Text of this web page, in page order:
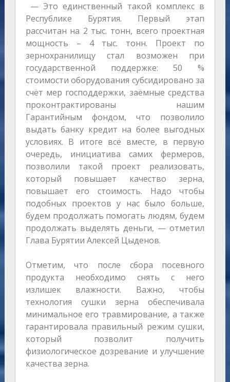
— Это единственный такой комплекс в
Республике Бурятия. Первый этап
рассчитан на 2 тыс. тонн, всего проектная
мощность – 4 тыс. тонн. Проект по
зернохранилищу стал возможен при
государственной поддержке: 50 %
стоимости оборудования субсидировано за
счёт мер господдержки, заёмные средства
проконтрактированы нашим
Гарантийным фондом, что позволило
выдать банку кредит на более выгодных
условиях. В итоге всё вместе, в первую
очередь, инициатива самих фермеров,
позволили такой проект реализовать,
который повышает качество зерна,
повышает его стоимость. Надо чтобы
подобных проектов у нас было больше,
будем продолжать помогать людям, будем
продолжать выделять деньги, — отметил
Глава Бурятии Алексей Цыденов.
Отметим, что после сбора посевного
продукта необходимо снять с него
излишек влажности. Важно, чтобы
технология сушки зерна обеспечивала
минимальное его травмирование, а также
гарантировала правильный режим сушки,
который позволит получить
физиологическое дозревание и улучшение
качества зерна.